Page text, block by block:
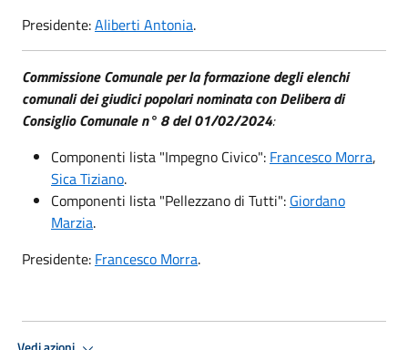
Presidente:Aliberti Antonia.
Commissione Comunale per la formazione degli elenchi
comunali dei giudici popolari nominata con Delibera di
Consiglio Comunale n° 8 del 01/02/2024:
Componenti lista "Impegno Civico": Francesco Morra,
Sica Tiziano.
Componenti lista "Pellezzano di Tutti": Giordano
Marzia.
Presidente: Francesco Morra.